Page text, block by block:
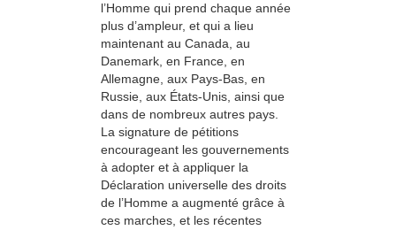
l’Homme qui prend chaque année
plus d’ampleur, et qui a lieu
maintenant au Canada, au
Danemark, en France, en
Allemagne, aux Pays-Bas, en
Russie, aux États-Unis, ainsi que
dans de nombreux autres pays.
La signature de pétitions
encourageant les gouvernements
à adopter et à appliquer la
Déclaration universelle des droits
de l’Homme a augmenté grâce à
ces marches, et les récentes